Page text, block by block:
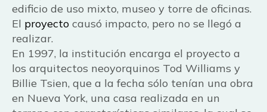
edificio de uso mixto, museo y torre de oficinas.
El proyecto causó impacto, pero no se llegó a
realizar.
En 1997, la institución encarga el proyecto a
los arquitectos neoyorquinos Tod Williams y
Billie Tsien, que a la fecha sólo tenían una obra
en Nueva York, una casa realizada en un